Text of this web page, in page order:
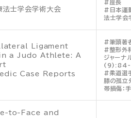
士学会学術大会
座長
日本運
法士学会
Ligament
a Judo Athlete: A
Case Reports
筆頭著
整形外
ジャーナ
柔道選
膝の孤立
帯損傷：
to-Face and